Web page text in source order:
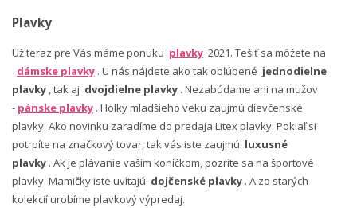
Plavky
Už teraz pre Vás máme ponuku plavky 2021. Tešiť sa môžete na
dámske plavky . U nás nájdete ako tak obľúbené jednodielne
plavky , tak aj dvojdielne plavky . Nezabúdame ani na mužov
- pánske plavky . Holky mladšieho veku zaujmú dievčenské
plavky. Ako novinku zaradíme do predaja Litex plavky. Pokiaľ si
potrpíte na značkový tovar, tak vás iste zaujmú luxusné
plavky . Ak je plávanie vašim koníčkom, pozrite sa na športové
plavky. Mamičky iste uvítajú dojčenské plavky . A zo starých
kolekcií urobíme plavkový výpredaj.